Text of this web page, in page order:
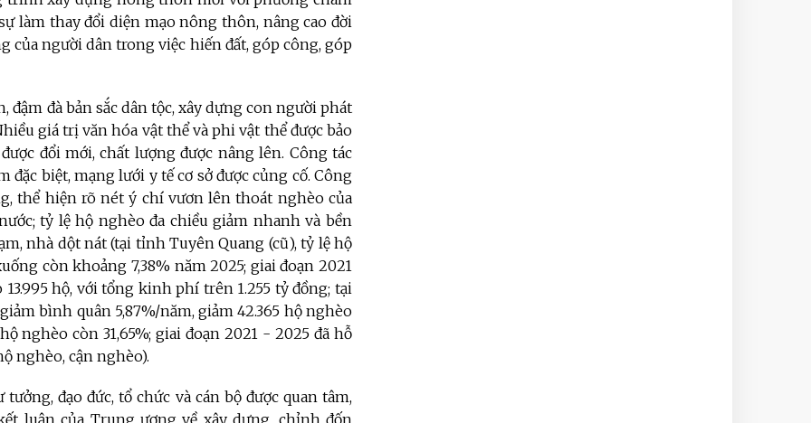
làm thay đổi diện mạo nông thôn, nâng cao đời
của người dân trong việc hiến đất, góp công, góp
đậm đà bản sắc dân tộc, xây dựng con người phát
giá trị văn hóa vật thể và phi vật thể được bảo
đổi mới, chất lượng được nâng lên. Công tác
đặc biệt, mạng lưới y tế cơ sở được củng cố. Công
thể hiện rõ nét ý chí vươn lên thoát nghèo của
tỷ lệ hộ nghèo đa chiều giảm nhanh và bền
nhà dột nát (tại tỉnh Tuyên Quang (cũ), tỷ lệ hộ
còn khoảng 7,38% năm 2025; giai đoạn 2021
hộ, với tổng kinh phí trên 1.255 tỷ đồng; tại
bình quân 5,87%/năm, giảm 42.365 hộ nghèo
nghèo còn 31,65%; giai đoạn 2021 - 2025 đã hỗ
nghèo, cận nghèo).
đạo đức, tổ chức và cán bộ được quan tâm,